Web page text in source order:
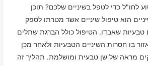
לחו"ל כדי לטפל בשיניים שלכם? תוכן
הוא טיפול שיניים אשר מטרתו לספק
טבעיות שאבדו. הטיפול כולל הברגת שתלים
בו חסרות השיניים הטבעיות ולאחר מכן
מראה של שן טבעית ומושלמת. תהליך זה